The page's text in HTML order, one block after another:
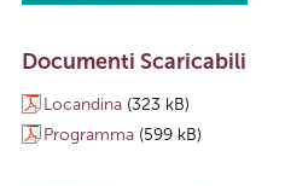
Documenti Scaricabili
Locandina (323 kB)
Programma (599 kB)